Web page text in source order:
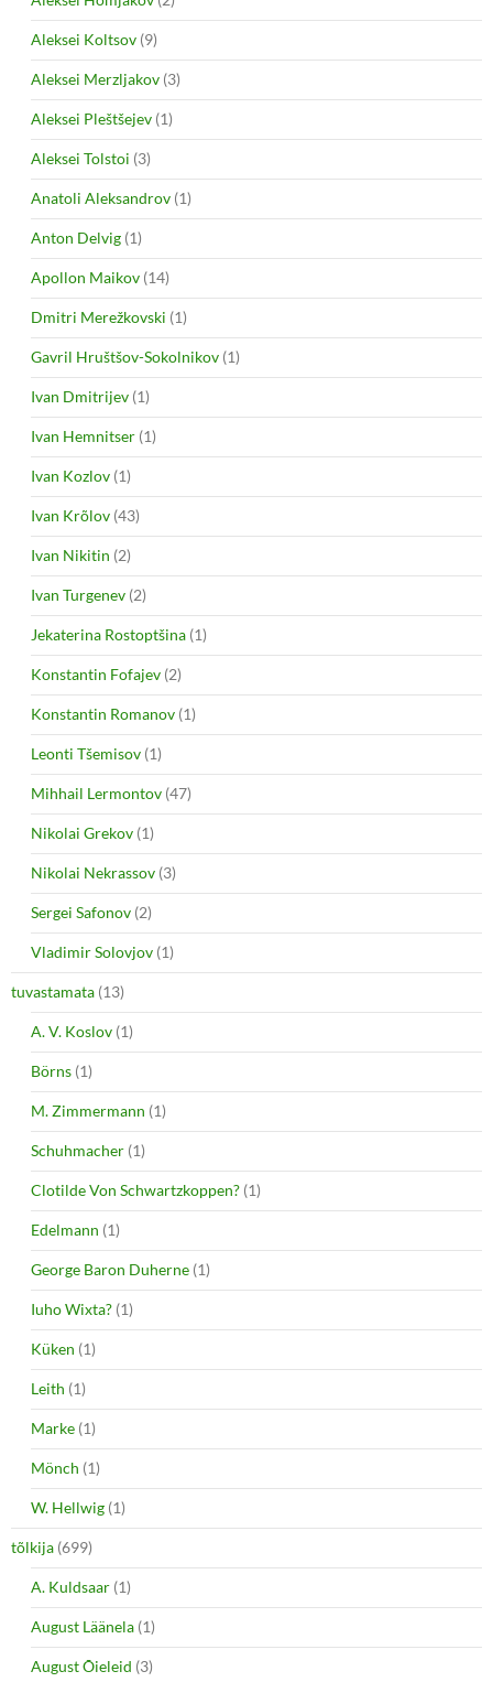
Aleksei Koltsov (9)
Aleksei Merzljakov (3)
Aleksei Pleštšejev (1)
Aleksei Tolstoi (3)
Anatoli Aleksandrov (1)
Anton Delvig (1)
Apollon Maikov (14)
Dmitri Merežkovski (1)
Gavril Hruštšov-Sokolnikov (1)
Ivan Dmitrijev (1)
Ivan Hemnitser (1)
Ivan Kozlov (1)
Ivan Krõlov (43)
Ivan Nikitin (2)
Ivan Turgenev (2)
Jekaterina Rostoptšina (1)
Konstantin Fofajev (2)
Konstantin Romanov (1)
Leonti Tšemisov (1)
Mihhail Lermontov (47)
Nikolai Grekov (1)
Nikolai Nekrassov (3)
Sergei Safonov (2)
Vladimir Solovjov (1)
tuvastamata (13)
A. V. Koslov (1)
Börns (1)
M. Zimmermann (1)
Schuhmacher (1)
Clotilde Von Schwartzkoppen? (1)
Edelmann (1)
George Baron Duherne (1)
Iuho Wixta? (1)
Küken (1)
Leith (1)
Marke (1)
Mönch (1)
W. Hellwig (1)
tõlkija (699)
A. Kuldsaar (1)
August Läänela (1)
August Õieleid (3)